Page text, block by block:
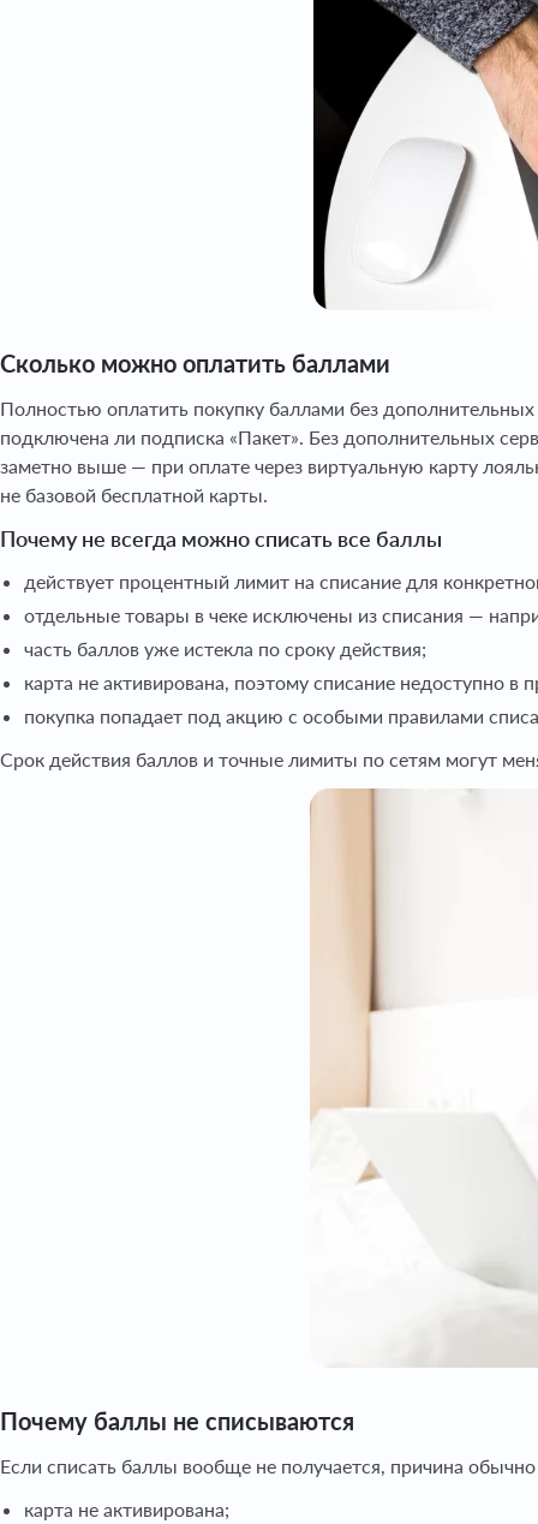
Сколько можно оплатить баллами
Полностью оплатить покупку баллами без
подключена ли подписка «Пакет». Без дополнительных
заметно выше — при оплате через виртуальную карту
не базовой бесплатной карты.
Почему не всегда можно списать все баллы
действует процентный лимит на списание для
отдельные товары в чеке исключены из списания —
часть баллов уже истекла по сроку действия;
карта не активирована, поэтому списание недоступно в
покупка попадает под акцию с особыми правилами
Срок действия баллов и точные лимиты по сетям могут
Почему баллы не списываются
Если списать баллы вообще не получается, причина
карта не активирована;